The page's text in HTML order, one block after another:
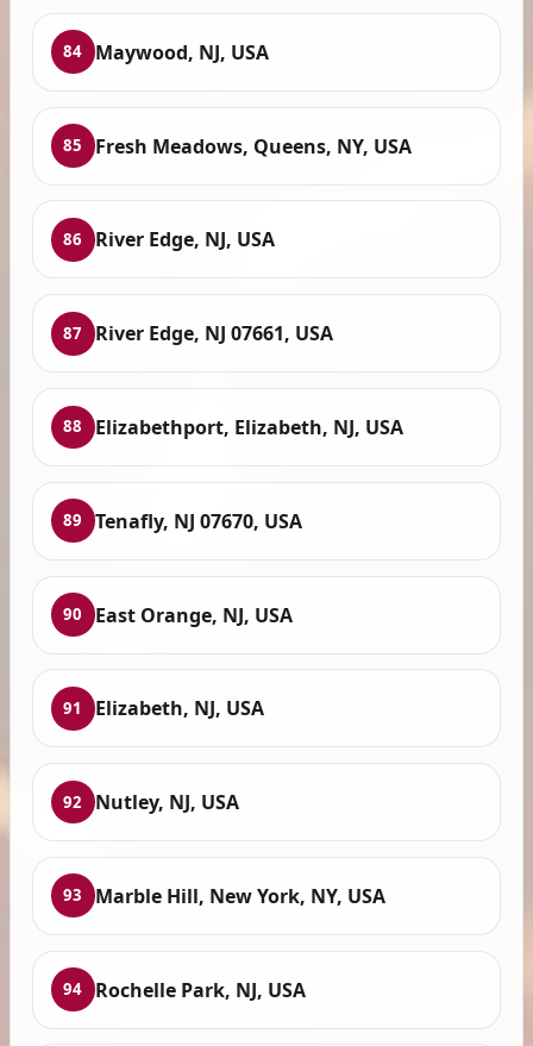
84 Maywood, NJ, USA
85 Fresh Meadows, Queens, NY, USA
86 River Edge, NJ, USA
87 River Edge, NJ 07661, USA
88 Elizabethport, Elizabeth, NJ, USA
89 Tenafly, NJ 07670, USA
90 East Orange, NJ, USA
91 Elizabeth, NJ, USA
92 Nutley, NJ, USA
93 Marble Hill, New York, NY, USA
94 Rochelle Park, NJ, USA